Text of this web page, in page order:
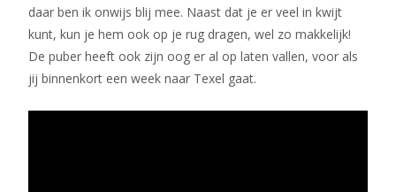
daar ben ik onwijs blij mee. Naast dat je er veel in kwijt
kunt, kun je hem ook op je rug dragen, wel zo makkelijk!
De puber heeft ook zijn oog er al op laten vallen, voor als
jij binnenkort een week naar Texel gaat.